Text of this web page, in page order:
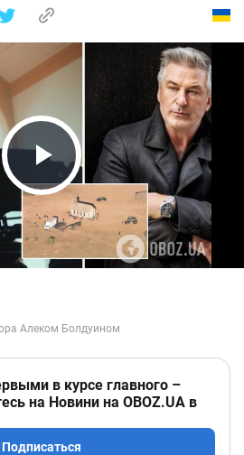
Play Video
в курсе главного –
на Новини на OBOZ.UA в
Подписаться